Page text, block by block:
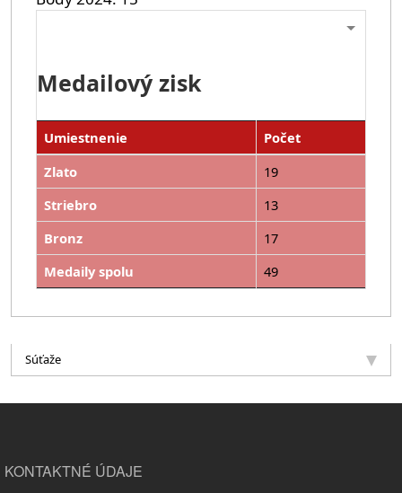
Medailový zisk
Umiestnenie
Počet
Zlato
19
Striebro
13
Bronz
17
Medaily spolu
49
Súťaže
KONTAKTNÉ ÚDAJE